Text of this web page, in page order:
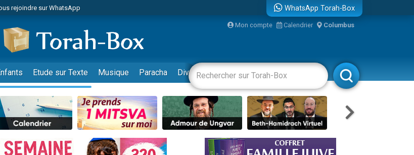
rejoindre sur WhatsApp
Maasser
faire un don pour 5 jours de vacances aux Orphelins
faire un don pour Diane, 80 ans, dans un appartement insalubre
une bénédiction
rejoindre sur WhatsApp
faire un don pour Sauvez la jambe de Yohan
en groupe sur Zoom
Torah-Box Music
WhatsApp Torah-Box
Mon compte Calendrier Columbus
Etude sur Texte Musique Paracha Divertissements Livres Rabbanim